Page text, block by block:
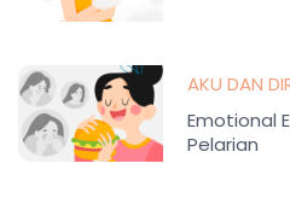
AKU DAN
Emotional
Pelarian